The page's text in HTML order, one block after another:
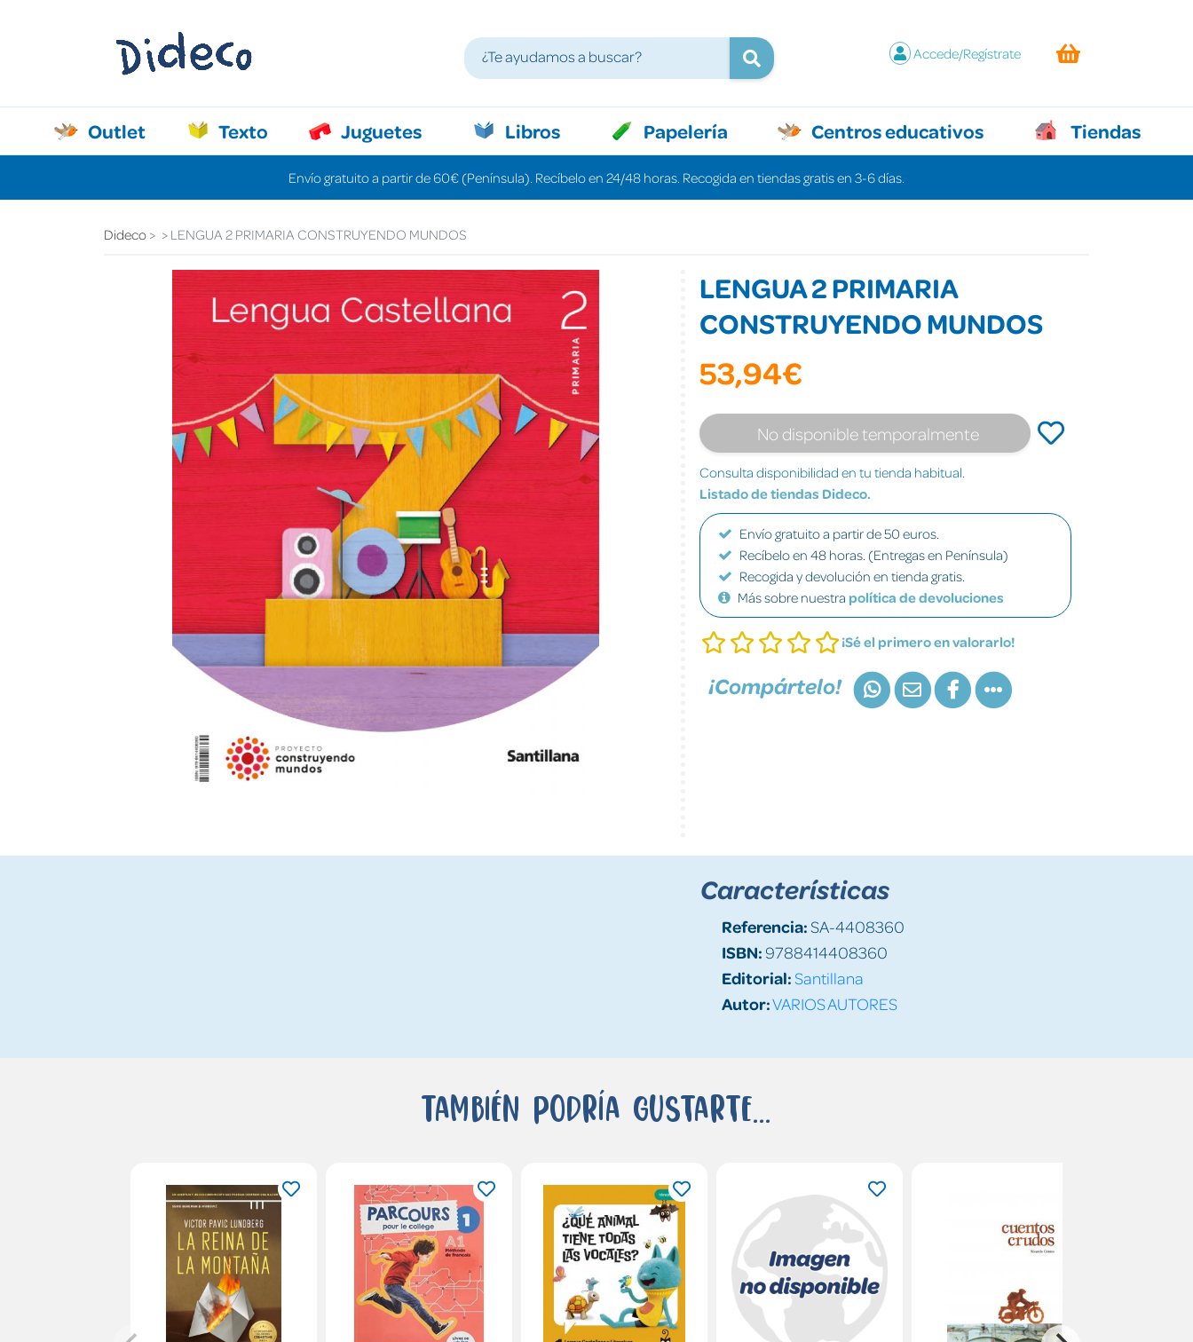
Accede/Regístrate
Outlet Texto Juguetes Libros Papelería Centros educativos Tiendas
Envío gratuito a partir de 60€ (Península). Recíbelo en 24/48 horas. Recogida en tiendas gratis en 3-6 días.
Dideco LENGUA 2 PRIMARIA CONSTRUYENDO MUNDOS
LENGUA 2 PRIMARIA
CONSTRUYENDO MUNDOS
53,94€
No disponible temporalmente
Consulta disponibilidad en tu tienda habitual.
Listado de tiendas Dideco.
Envío gratuito a partir de 50 euros.
Recíbelo en 48 horas. (Entregas en Península)
Recogida y devolución en tienda gratis.
Más sobre nuestra política de devoluciones
¡Sé el primero en valorarlo!
¡Compártelo!
Características
Referencia:SA-4408360
ISBN:9788414408360
Editorial:Santillana
Autor:VARIOS AUTORES
También podría gustarte...